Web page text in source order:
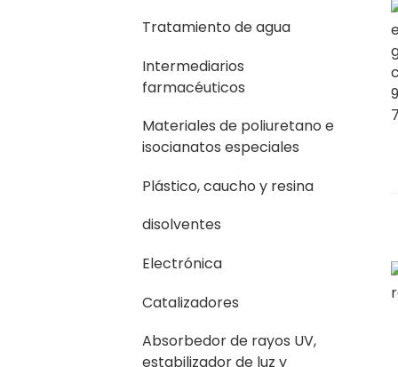
Tratamiento de agua
Intermediarios
farmacéuticos
Materiales de poliuretano e
isocianatos especiales
Plástico, caucho y resina
disolventes
Electrónica
Catalizadores
Absorbedor de rayos UV,
estabilizador de luz y